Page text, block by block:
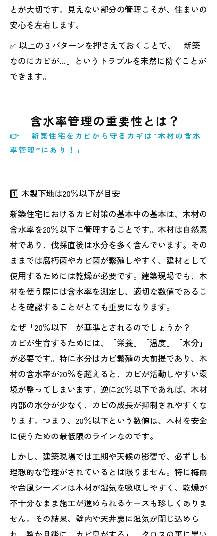
とが大切です。見えない部分の管理こそが、住まいの
安心を左右します。
✅ 以上の３パターンを押さえておくことで、「新築
なのにカビが…」というトラブルを未然に防ぐことが
できます。
含水率管理の重要性とは？
👉 「新築住宅をカビから守るカギは“木材の含水
率管理”にあり！」
1️⃣ 木製下地は20％以下が目安
新築住宅におけるカビ対策の基本中の基本は、木材の
含水率を20％以下に管理することです。木材は自然素
材であり、伐採直後は水分を多く含んでいます。その
ままでは腐朽菌やカビ菌が繁殖しやすく、建材として
使用するためには乾燥が必要です。建築現場でも、木
材を使う際には含水率を測定し、適切な数値であるこ
とを確認することがとても重要になります。
なぜ「20％以下」が基準とされるのでしょうか？
カビが生育するためには、「栄養」「温度」「水分」
が必要です。特に水分はカビ繁殖の大前提であり、木
材の含水率が20％を超えると、カビが活動しやすい環
境が整ってしまいます。逆に20％以下であれば、木材
内部の水分が少なく、カビの成長が抑制されやすくな
ります。つまり、20％以下という数値は、木材を安全
に使うための最低限のラインなのです。
しかし、建築現場では工期や天候の影響で、必ずしも
理想的な管理がされているとは限りません。特に梅雨
や台風シーズンは木材が湿気を吸収しやすく、乾燥が
不十分なまま施工が進められるケースも珍しくありま
せん。その結果、壁内や天井裏に湿気が閉じ込めら